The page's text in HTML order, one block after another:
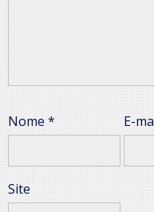
Nome * E-
Site